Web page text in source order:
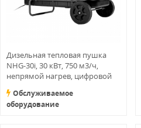
Дизельная тепловая пушка
NHG-30i, 30 кВт, 750 м3/ч,
непрямой нагрев, цифровой
Обслуживаемое
оборудование